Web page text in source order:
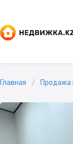
Главная Продажа